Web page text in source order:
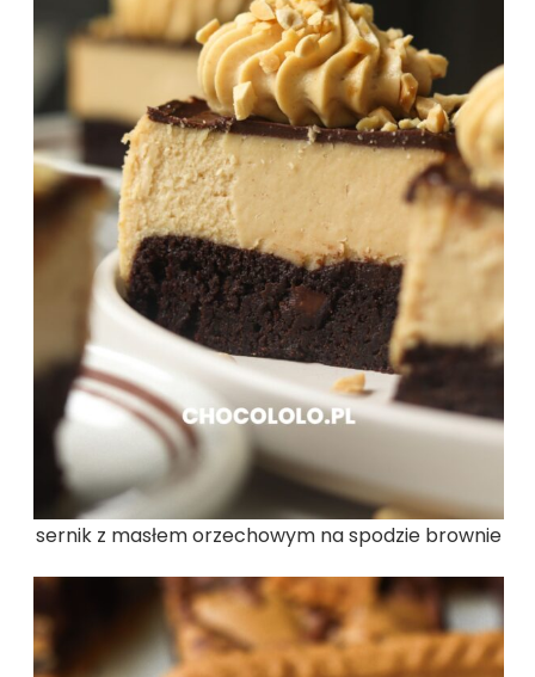
sernik z masłem orzechowym na spodzie brownie